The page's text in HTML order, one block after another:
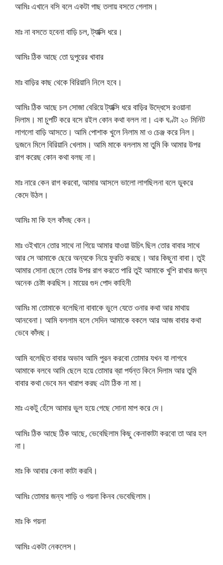
আমিঃ এখানে বসি বলে একটা গাছ তলায় বসতে গেলাম।
মাঃ না বসতে হবেনা বাড়ি চল, ট্যাক্সি ধরে।
আমিঃ ঠিক আছে তো দুপুরের খাবার
মাঃ বাড়ির কাছ থেকে বিরিয়ানি নিলে হবে।
আমিঃ ঠিক আছে চল সোজা বেরিয়ে ট্যাক্সি ধরে বাড়ির উদ্ধেসে রওয়ানা
দিলাম। মা চুপটি করে বসে রইল কোন কথা বলল না। এক ঘণ্টা ২০ মিনিট
লাগলো বাড়ি আসতে। আমি পোশাক খুলে নিলাম মা ও চেঞ্জ করে নিল।
দুজনে মিলে বিরিয়ানি খেলাম। আমি মাকে বললাম মা তুমি কি আমার উপর
রাগ করেছ কোন কথা বলছ না।
মাঃ নারে কেন রাগ করবো, আমার আসলে ভালো লাগছিলনা বলে ডুকরে
কেদে উঠল।
আমিঃ মা কি হল কাঁদছ কেন।
মাঃ ওইখানে তোর সাথে না গিয়ে আমার যাওয়া উচিৎ ছিল তোর বাবার সাথে
আর সে আমাকে ছেরে অন্যকে নিয়ে ফুরতি করছে। আর কিছুনা বাবা। তুই
আমার সোনা ছেলে তোর উপর রাগ করতে পারি তুই আমাকে খুশি রাখার জন্য
অনেক চেষ্টা করছিস। মায়ের গুদ পোদ কাহিনী
আমিঃ মা তোমাকে বলেছিনা বাবাকে ভুলে যেতে ওনার কথা আর মাথায়
আনবেনা। আমি বললাম বলে সেদিন আমাকে বকলে আর আজ বাবার কথা
ভেবে কাঁদছ।
আমি বলেছিত বাবার অভাব আমি পুরন করবো তোমার যখন যা লাগবে
আমাকে বলবে আমি ছেলে হয়ে তোমার ব্রা পর্যন্ত কিনে দিলাম আর তুমি
বাবার কথা ভেবে মন খারাপ করছ এটা ঠিক না মা।
মাঃ একটু হেঁসে আমার ভুল হয়ে গেছে সোনা মাপ করে দে।
আমিঃ ঠিক আছে ঠিক আছে, ভেবেছিলাম কিছু কেনাকাটা করবো তা আর হল
না।
মাঃ কি আবার কেনা কাটা করবি।
আমিঃ তোমার জন্য শাড়ি ও গয়না কিনব ভেবেছিলাম।
মাঃ কি গয়না
আমিঃ একটা নেকলেস।